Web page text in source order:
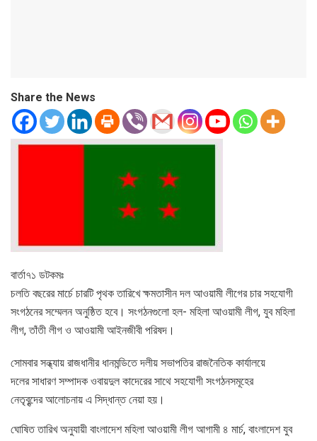
Share the News
বার্তা৭১ ডটকমঃ
চলতি বছরের মার্চে চারটি পৃথক তারিখে ক্ষমতাসীন দল আওয়ামী লীগের চার সহযোগী
সংগঠনের সম্মেলন অনুষ্ঠিত হবে। সংগঠনগুলো হল- মহিলা আওয়ামী লীগ, যুব মহিলা
লীগ, তাঁতী লীগ ও আওয়ামী আইনজীবী পরিষদ।
সোমবার সন্ধ্যায় রাজধানীর ধানমন্ডিতে দলীয় সভাপতির রাজনৈতিক কার্যালয়ে
দলের সাধারণ সম্পাদক ওবায়দুল কাদেরের সাথে সহযোগী সংগঠনসমূহের
নেতৃবৃন্দের আলোচনায় এ সিদ্ধান্ত নেয়া হয়।
ঘোষিত তারিখ অনুযায়ী বাংলাদেশ মহিলা আওয়ামী লীগ আগামী ৪ মার্চ, বাংলাদেশ যুব